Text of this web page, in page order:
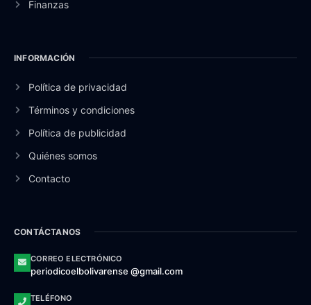
Finanzas
INFORMACIÓN
Política de privacidad
Términos y condiciones
Política de publicidad
Quiénes somos
Contacto
CONTÁCTANOS
CORREO ELECTRÓNICO
periodicoelbolivarense @gmail.com
TELÉFONO